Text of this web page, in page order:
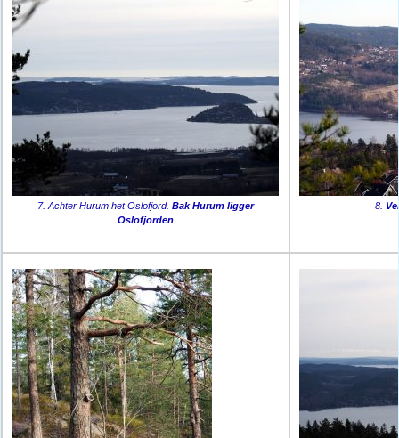
7. Achter Hurum het Oslofjord. Bak Hurum ligger
Oslofjorden
8.